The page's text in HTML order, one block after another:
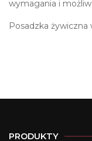
wymagania i
Posadzka żywiczna
PRODUKTY